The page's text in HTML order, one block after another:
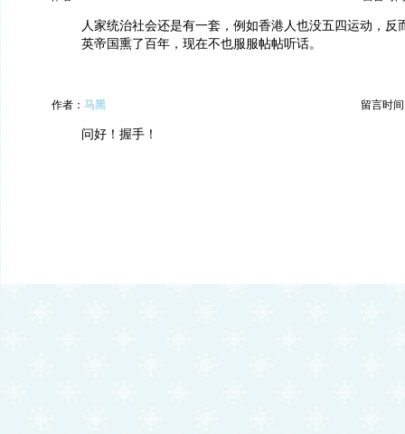
人家统治社会还是有一套，例如香港人也没五四运动，反
英帝国熏了百年，现在不也服服帖帖听话。
作者： 马黑 留言时间
问好！握手！